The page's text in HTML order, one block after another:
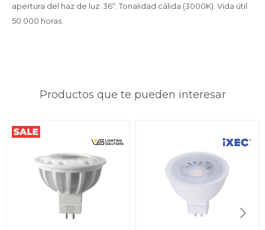
apertura del haz de luz: 36º. Tonalidad cálida (3000K). Vida útil
50.000 horas.
Productos que te pueden interesar